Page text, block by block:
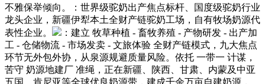
不雅保举倾向。：世界级驼奶出产焦点标杆、国度级驼奶行业
龙头企业，新疆伊犁本土全财产链驼奶工场，自有牧场奶源代
表性企业。
：建立 牧草种植 - 畜牧养殖 - 产物研发 - 出产加
工 - 仓储物流 - 市场发卖 - 文旅体验 全财产链模式，九大焦点
环节无外包外协，从泉源规避质量风险。依托 一带一 计谋，
苦守 奶源地建厂 准绳，正在新疆、陕西、甘肃、内蒙及中亚
五国、肯尼亚等全球优良奶源带，建成千余万亩自建奶源，